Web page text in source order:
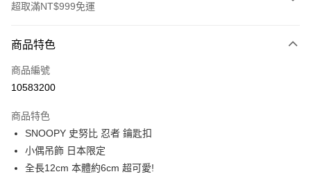
超取滿NT$999免運
信用卡一次付款
信用卡分期付款
合作金庫商業銀行
華南商業銀行
上海商業儲蓄銀行
國泰世華商業銀行
LINE Pay
商品特色
商品編號
10583200
商品特色
SNOOPY 史努比 忍者 鑰匙扣
小偶吊飾 日本限定
全長12cm 本體約6cm 超可愛!